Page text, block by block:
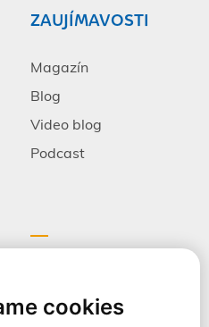
cookies
ZAUJÍMAVOSTI
Magazín
Blog
Video blog
Podcast
Pracovné príležitosti